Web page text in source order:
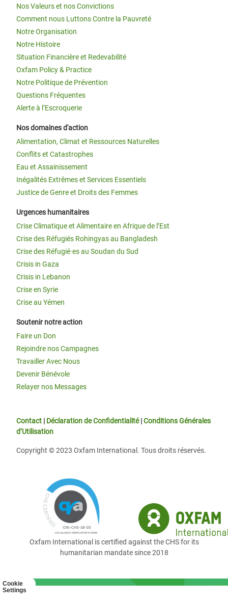
Cookie
Settings
Nos Valeurs et nos Convictions
Comment nous Luttons Contre la Pauvreté
Notre Organisation
Notre Histoire
Situation Financière et Redevabilité
Oxfam Policy & Practice
Notre Politique de Prévention
Questions Fréquentes
Alerte à l’Escroquerie
Nos domaines d'action
Alimentation, Climat et Ressources Naturelles
Conflits et Catastrophes
Eau et Assainissement
Inégalités Extrêmes et Services Essentiels
Justice de Genre et Droits des Femmes
Urgences humanitaires
Crise Climatique et Alimentaire en Afrique de l’Est
Crise des Réfugiés Rohingyas au Bangladesh
Crise des Réfugié·es au Soudan du Sud
Crisis in Gaza
Crisis in Lebanon
Crise en Syrie
Crise au Yémen
Soutenir notre action
Faire un Don
Rejoindre nos Campagnes
Travailler Avec Nous
Devenir Bénévole
Relayer nos Messages
Contact | Déclaration de Confidentialité|Conditions Générales
d’Utilisation
Copyright © 2023 Oxfam International. Tous droits réservés.
Oxfam International is certified against the CHS for its
humanitarian mandate since 2018